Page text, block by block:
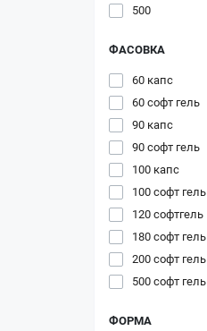
500
ФАСОВКА
60 капс
60 софт гель
90 капс
90 софт гель
100 капс
100 софт гель
120 софтгель
180 софт гель
200 софт гель
500 софт гель
ФОРМА